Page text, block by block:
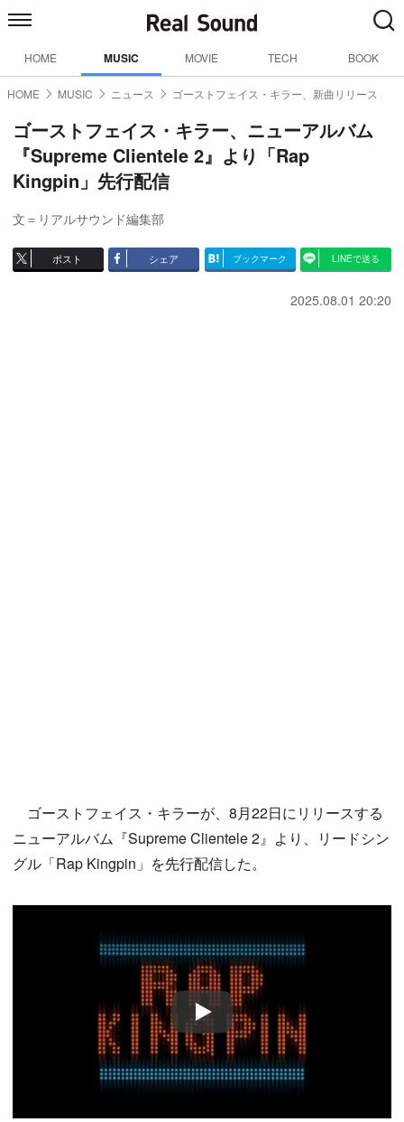
HOME MUSIC MOVIE TECH BOOK
HOME MUSIC ニュース ゴーストフェイス・キラー、新曲リリース
ゴーストフェイス・キラー、ニューアルバム
『Supreme Clientele 2』より「Rap
Kingpin」先行配信
文＝リアルサウンド編集部
ポスト シェア ブックマーク LINEで送る
2025.08.01 20:20
ゴーストフェイス・キラーが、8月22日にリリースする
ニューアルバム『Supreme Clientele 2』より、リードシン
グル「Rap Kingpin」を先行配信した。
Play